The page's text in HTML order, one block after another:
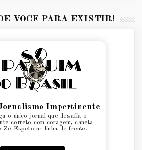
VOCÊ PARA EXISTIR!
Impertinente
o único jornal que desafia o
correto com coragem, caneta
Zé Espeto na linha de frente.